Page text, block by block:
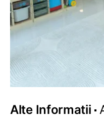
Alte Informatii